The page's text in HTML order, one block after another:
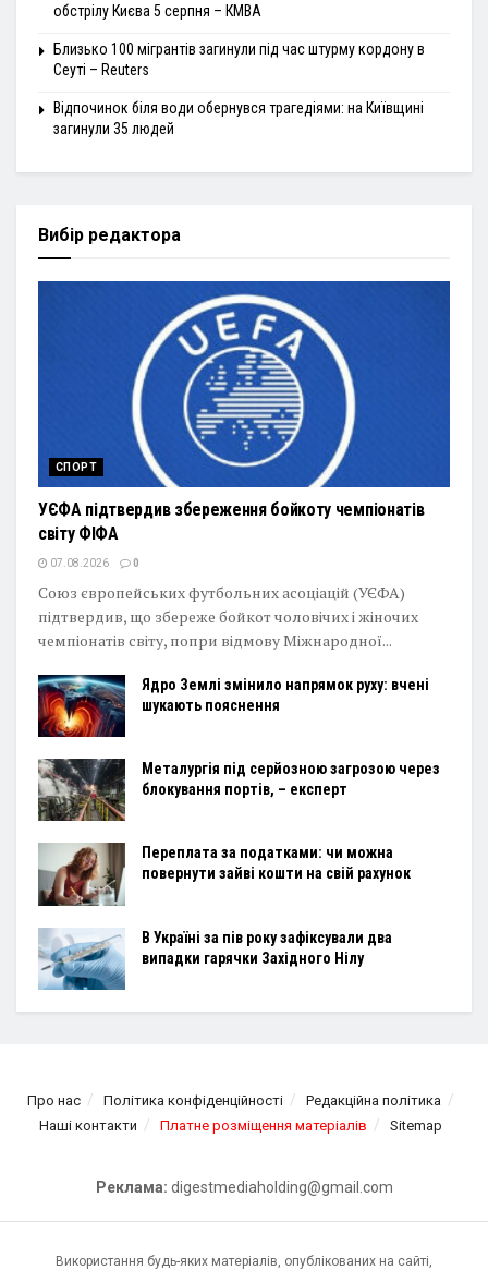
обстрілу Києва 5 серпня – КМВА
Близько 100 мігрантів загинули під час штурму кордону в
Сеуті – Reuters
Відпочинок біля води обернувся трагедіями: на Київщині
загинули 35 людей
Вибір редактора
СПОРТ
УЄФА підтвердив збереження бойкоту чемпіонатів
світу ФІФА
07.08.2026 0
Союз європейських футбольних асоціацій (УЄФА)
підтвердив, що збереже бойкот чоловічих і жіночих
чемпіонатів світу, попри відмову Міжнародної...
Ядро Землі змінило напрямок руху: вчені
шукають пояснення
Металургія під серйозною загрозою через
блокування портів, – експерт
Переплата за податками: чи можна
повернути зайві кошти на свій рахунок
В Україні за пів року зафіксували два
випадки гарячки Західного Нілу
Про нас Політика конфіденційності
Редакційна політика
Наші контакти
Платне розміщення матеріалів Sitemap
Реклама: digestmediaholding@gmail.com
Використання будь-яких матеріалів, опублікованих на сайті,